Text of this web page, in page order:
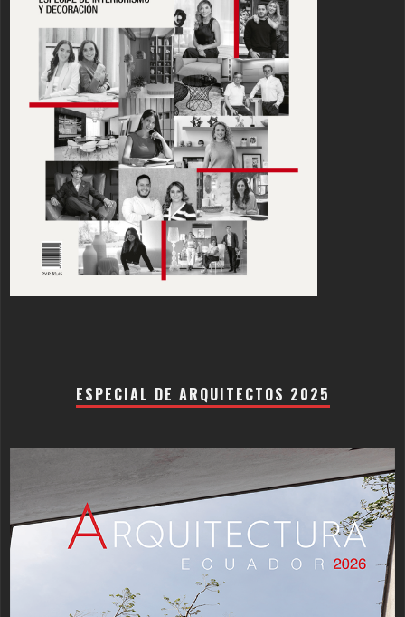
ESPECIAL DE ARQUITECTOS 2025